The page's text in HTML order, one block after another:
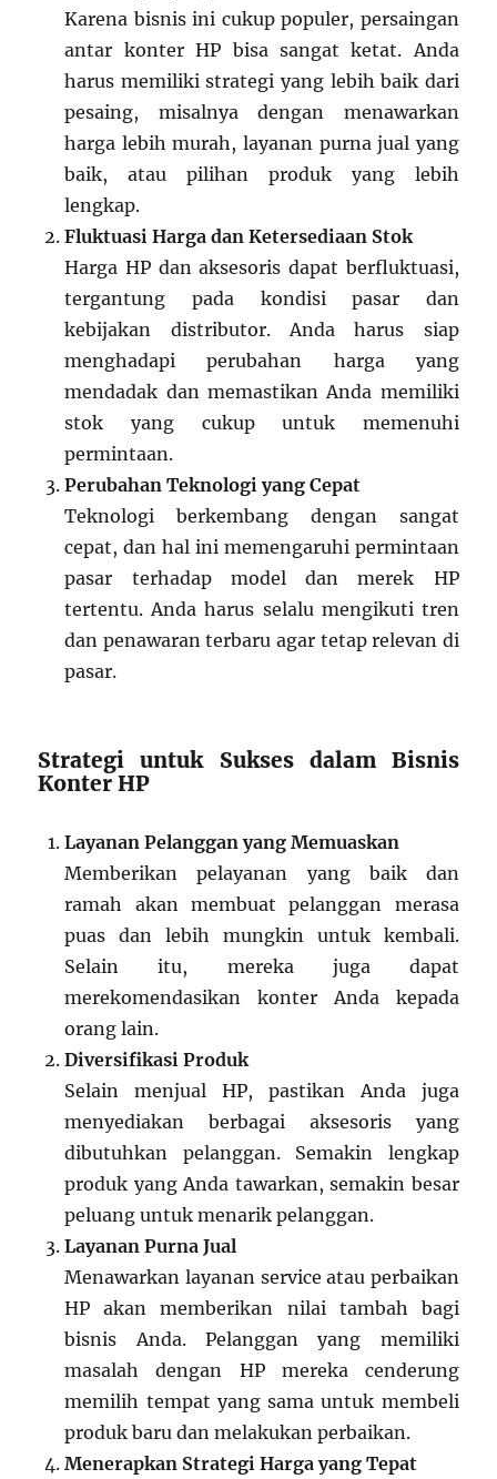
Karena bisnis ini cukup populer, persaingan
antar konter HP bisa sangat ketat. Anda
harus memiliki strategi yang lebih baik dari
pesaing, misalnya dengan menawarkan
harga lebih murah, layanan purna jual yang
baik, atau pilihan produk yang lebih
lengkap.
Fluktuasi Harga dan Ketersediaan Stok
Harga HP dan aksesoris dapat berfluktuasi,
tergantung pada kondisi pasar dan
kebijakan distributor. Anda harus siap
menghadapi perubahan harga yang
mendadak dan memastikan Anda memiliki
stok yang cukup untuk memenuhi
permintaan.
Perubahan Teknologi yang Cepat
Teknologi berkembang dengan sangat
cepat, dan hal ini memengaruhi permintaan
pasar terhadap model dan merek HP
tertentu. Anda harus selalu mengikuti tren
dan penawaran terbaru agar tetap relevan di
pasar.
Strategi untuk Sukses dalam Bisnis
Konter HP
Layanan Pelanggan yang Memuaskan
Memberikan pelayanan yang baik dan
ramah akan membuat pelanggan merasa
puas dan lebih mungkin untuk kembali.
Selain itu, mereka juga dapat
merekomendasikan konter Anda kepada
orang lain.
Diversifikasi Produk
Selain menjual HP, pastikan Anda juga
menyediakan berbagai aksesoris yang
dibutuhkan pelanggan. Semakin lengkap
produk yang Anda tawarkan, semakin besar
peluang untuk menarik pelanggan.
Layanan Purna Jual
Menawarkan layanan service atau perbaikan
HP akan memberikan nilai tambah bagi
bisnis Anda. Pelanggan yang memiliki
masalah dengan HP mereka cenderung
memilih tempat yang sama untuk membeli
produk baru dan melakukan perbaikan.
Menerapkan Strategi Harga yang Tepat